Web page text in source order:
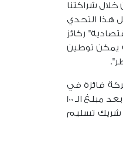
شراكتنا
هذا التحدي
ركائز
حيث يمكن توطين
إما شركة فائزة في
تحدي الابتكار الصناعي أو جهات شريكة أخرى. ومع ذلك، يجب أن تكون الشركات الفائزة مقرها في قطر حتى تتمكن من الحصول على المنحة كاملة بعد مبلغ الـ 100
شريك تسليم